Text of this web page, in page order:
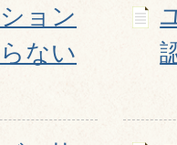
ョン
ない